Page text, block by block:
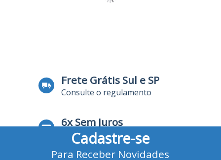
Frete Grátis Sul e SP
Consulte o regulamento
6x Sem Juros
no Cartão de Crédito
Cadastre-se
Para Receber Novidades